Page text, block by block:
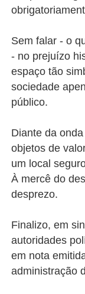
Sem falar - o
- no prejuízo
espaço tão
sociedade
público.
Diante da
objetos de
um local
À mercê do
desprezo.
Finalizo, em
autoridades
em nota
administração